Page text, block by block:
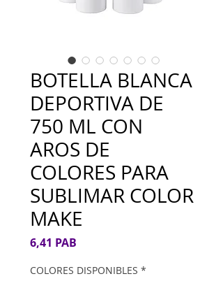
BOTELLA BLANCA
DEPORTIVA DE
750 ML CON
AROS DE
COLORES PARA
SUBLIMAR COLOR
MAKE
6,41 PAB
COLORES DISPONIBLES *